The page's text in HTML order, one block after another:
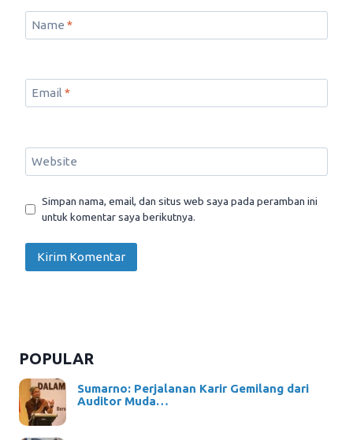
Name *
Email*
Website
Simpan nama, email, dan situs web saya pada peramban ini
untuk komentar saya berikutnya.
POPULAR
Sumarno: Perjalanan Karir Gemilang dari
Auditor Muda…